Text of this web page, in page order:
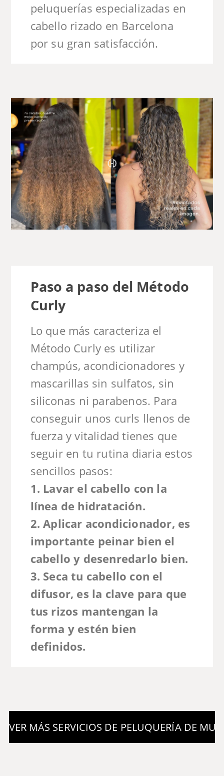
peluquerías especializadas en
cabello rizado en Barcelona
por su gran satisfacción.
Paso a paso del Método
Curly
Lo que más caracteriza el
Método Curly es utilizar
champús, acondicionadores y
mascarillas sin sulfatos, sin
siliconas ni parabenos. Para
conseguir unos curls llenos de
fuerza y vitalidad tienes que
seguir en tu rutina diaria estos
sencillos pasos:
1. Lavar el cabello con la
línea de hidratación.
2. Aplicar acondicionador, es
importante peinar bien el
cabello y desenredarlo bien.
3. Seca tu cabello con el
difusor, es la clave para que
tus rizos mantengan la
forma y estén bien
definidos.